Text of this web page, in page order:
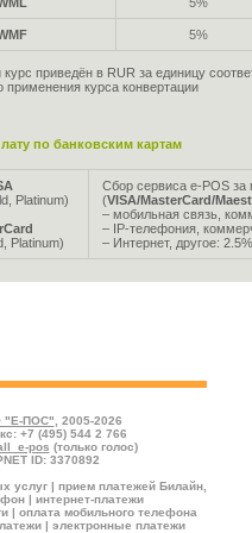
5%
приведён в RUR за единицу
применения курса конвертации
по банковским картам
Platinum)
Platinum)
Сбор сервиса e-POS за
(VISA/MasterCard/
– мобильная связь,
– IP-телефония,
– Интернет, другое: 2.5%
"Е-ПОС" , 2005-2026
+7 (495) 544 2 766
pos (только голос)
ID: 3370892
услуг | прием платежей Билайн,
| интернет-платежи
| оплата мобильного телефона
| электронные платежи